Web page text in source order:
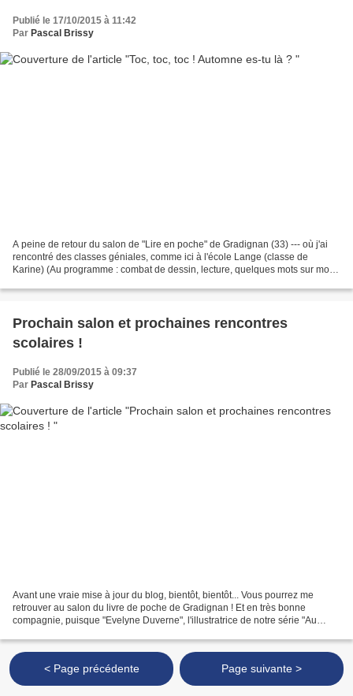
Publié le 17/10/2015 à 11:42
Par Pascal Brissy
A peine de retour du salon de "Lire en poche" de Gradignan (33) --- où j'ai
rencontré des classes géniales, comme ici à l'école Lange (classe de
Karine) (Au programme : combat de dessin, lecture, quelques mots sur mon
Prochain salon et prochaines rencontres
scolaires !
Publié le 28/09/2015 à 09:37
Par Pascal Brissy
Avant une vraie mise à jour du blog, bientôt, bientôt... Vous pourrez me
retrouver au salon du livre de poche de Gradignan ! Et en très bonne
compagnie, puisque "Evelyne Duverne", l'illustratrice de notre série "Au
< Page précédente Page suivante >